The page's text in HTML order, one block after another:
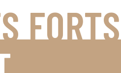
FORTS